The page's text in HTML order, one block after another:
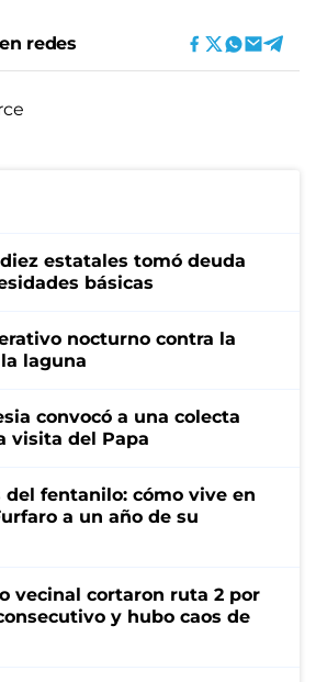
redes
estatales tomó deuda
básicas
nocturno contra la
laguna
convocó a una colecta
visita del Papa
del fentanilo: cómo vive en
a un año de su
vecinal cortaron ruta 2 por
y hubo caos de